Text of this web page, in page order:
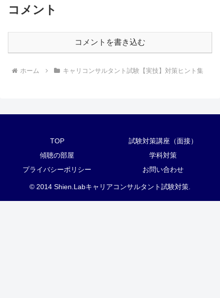
コメント
コメントを書き込む
ホーム キャリコンサルタント試験【実技】対策ヒント集
TOP
試験対策講座（面接）
傾聴の部屋
学科対策
プライバシーポリシー
お問い合わせ
© 2014 Shien.Labキャリアコンサルタント試験対策.